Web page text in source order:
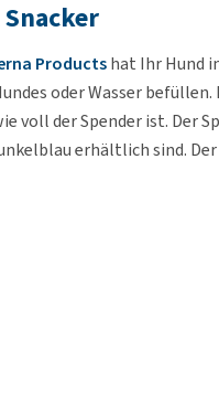
Productshat Ihr Hund
oder Wasser
voll der Spender ist. Der
erhältlich sind.